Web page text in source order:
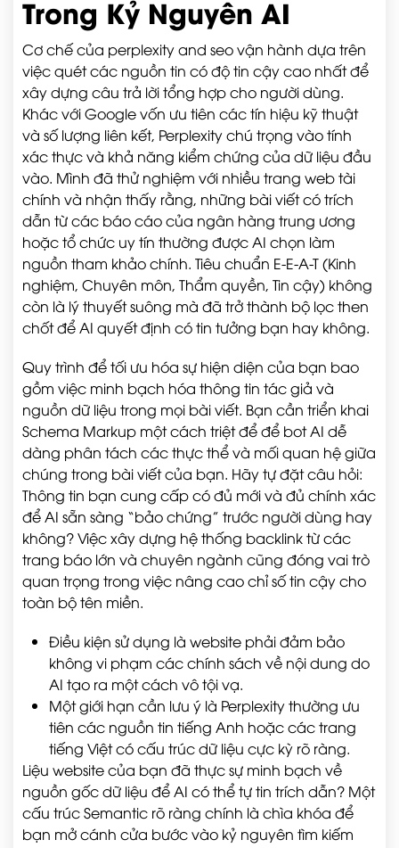
Trong Kỷ Nguyên AI
Cơ chế của perplexity and seo vận hành dựa trên
việc quét các nguồn tin có độ tin cậy cao nhất để
xây dựng câu trả lời tổng hợp cho người dùng.
Khác với Google vốn ưu tiên các tín hiệu kỹ thuật
và số lượng liên kết, Perplexity chú trọng vào tính
xác thực và khả năng kiểm chứng của dữ liệu đầu
vào. Mình đã thử nghiệm với nhiều trang web tài
chính và nhận thấy rằng, những bài viết có trích
dẫn từ các báo cáo của ngân hàng trung ương
hoặc tổ chức uy tín thường được AI chọn làm
nguồn tham khảo chính. Tiêu chuẩn E-E-A-T (Kinh
nghiệm, Chuyên môn, Thẩm quyền, Tin cậy) không
còn là lý thuyết suông mà đã trở thành bộ lọc then
chốt để AI quyết định có tin tưởng bạn hay không.
Quy trình để tối ưu hóa sự hiện diện của bạn bao
gồm việc minh bạch hóa thông tin tác giả và
nguồn dữ liệu trong mọi bài viết. Bạn cần triển khai
Schema Markup một cách triệt để để bot AI dễ
dàng phân tách các thực thể và mối quan hệ giữa
chúng trong bài viết của bạn. Hãy tự đặt câu hỏi:
Thông tin bạn cung cấp có đủ mới và đủ chính xác
để AI sẵn sàng “bảo chứng” trước người dùng hay
không? Việc xây dựng hệ thống backlink từ các
trang báo lớn và chuyên ngành cũng đóng vai trò
quan trọng trong việc nâng cao chỉ số tin cậy cho
toàn bộ tên miền.
Điều kiện sử dụng là website phải đảm bảo
không vi phạm các chính sách về nội dung do
AI tạo ra một cách vô tội vạ.
Một giới hạn cần lưu ý là Perplexity thường ưu
tiên các nguồn tin tiếng Anh hoặc các trang
tiếng Việt có cấu trúc dữ liệu cực kỳ rõ ràng.
Liệu website của bạn đã thực sự minh bạch về
nguồn gốc dữ liệu để AI có thể tự tin trích dẫn? Một
cấu trúc Semantic rõ ràng chính là chìa khóa để
bạn mở cánh cửa bước vào kỷ nguyên tìm kiếm